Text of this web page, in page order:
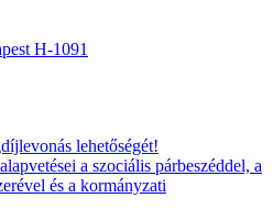
H-1091
lehetőségét!
a szociális párbeszéddel, a
és a kormányzati